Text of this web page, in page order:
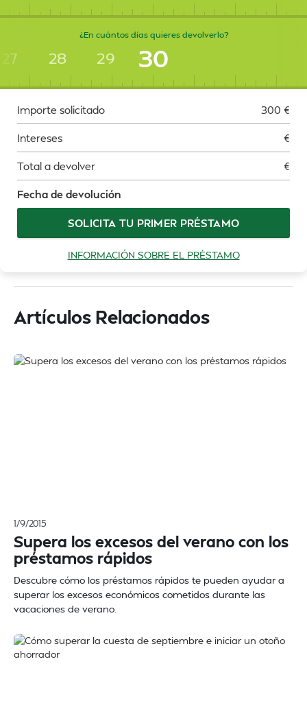
¿En cuántos días quieres devolverlo?
27 28 29 30
Importe solicitado 300 €
Intereses €
Total a devolver €
Fecha de devolución
SOLICITA TU PRIMER PRÉSTAMO
INFORMACIÓN SOBRE EL PRÉSTAMO
Artículos Relacionados
1/9/2015
Supera los excesos del verano con los
préstamos rápidos
Descubre cómo los préstamos rápidos te pueden ayudar a
superar los excesos económicos cometidos durante las
vacaciones de verano.